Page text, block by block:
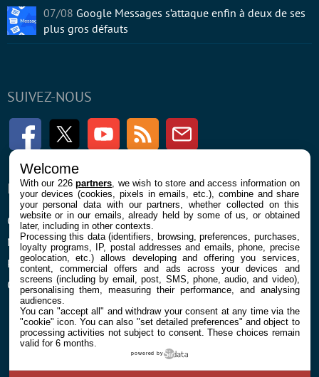
SUIVEZ-NOUS
FacebookTwitter Youtube RSS Newsletter
ENTREPRISE
Confidentialité et Cookies
Mentions légales et CGU
Préférences Cookies
Qui sommes nous
À PROPOS
Contact
07/08 Google Messages s’attaque enfin à deux de ses
plus gros défauts
Welcome
With our 226partners , we wish to store and access information on
your devices (cookies, pixels in emails, etc.), combine and share
your personal data with our partners, whether collected on this
website or in our emails, already held by some of us, or obtained
later, including in other contexts.
Processing this data (identifiers, browsing, preferences, purchases,
loyalty programs, IP, postal addresses and emails, phone, precise
geolocation, etc.) allows developing and offering you services,
content, commercial offers and ads across your devices and
screens (including by email, post, SMS, phone, audio, and video),
personalising them, measuring their performance, and analysing
audiences.
You can "accept all" and withdraw your consent at any time via the
"cookie" icon. You can also "set detailed preferences" and object to
processing activities not subject to consent. These choices remain
valid for 6 months.
powered by